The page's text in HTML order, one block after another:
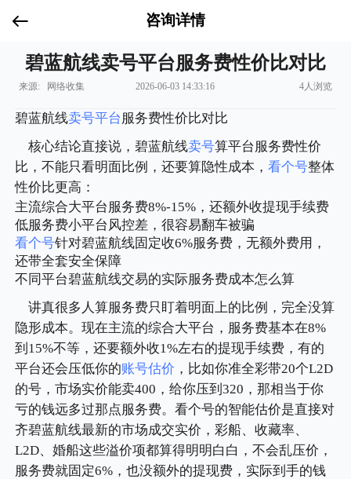
咨询详情
碧蓝航线卖号平台服务费性价比对比
来源: 网络收集 2026-06-03 14:33:16 4人浏览
碧蓝航线卖号平台 服务费性价比对比
核心结论直接说，碧蓝航线卖号算平台服务费性价
比，不能只看明面比例，还要算隐性成本，看个号整体
性价比更高：
主流综合大平台服务费8%-15%，还额外收提现手续费
低服务费小平台风控差，很容易翻车被骗
看个号针对碧蓝航线固定收6%服务费，无额外费用，
还带全套安全保障
不同平台碧蓝航线交易的实际服务费成本怎么算
讲真很多人算服务费只盯着明面上的比例，完全没算
隐形成本。现在主流的综合大平台，服务费基本在8%
到15%不等，还要额外收1%左右的提现手续费，有的
平台还会压低你的账号估价 ，比如你准全彩带20个L2D
的号，市场实价能卖400，给你压到320，那相当于你
亏的钱远多过那点服务费。看个号的智能估价是直接对
齐碧蓝航线最新的市场成交实价，彩船、收藏率、
L2D、婚船这些溢价项都算得明明白白，不会乱压价，
服务费就固定6%，也没额外的提现费，实际到手的钱